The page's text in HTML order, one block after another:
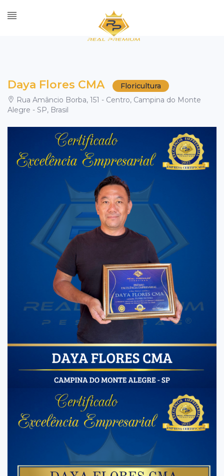
Daya Flores CMA
Floricultura
Rua Amâncio Borba, 151 - Centro, Campina do Monte
Alegre - SP, Brasil